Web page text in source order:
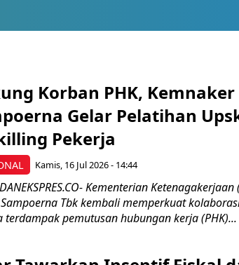
Korban PHK, Kemnaker
Gelar Pelatihan
Pekerja
Kamis, 16 Jul 2026 - 14:44
Kementerian
Sampoerna Tbk kembali memperkuat
terdampak pemutusan hubungan kerja (PHK)...